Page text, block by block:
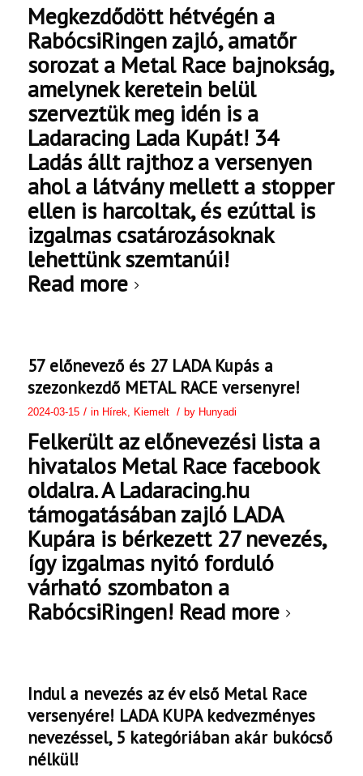
Megkezdődött hétvégén a
RabócsiRingen zajló, amatőr
sorozat a Metal Race bajnokság,
amelynek keretein belül
szerveztük meg idén is a
Ladaracing Lada Kupát! 34
Ladás állt rajthoz a versenyen
ahol a látvány mellett a stopper
ellen is harcoltak, és ezúttal is
izgalmas csatározásoknak
lehettünk szemtanúi!
Read more
57 előnevező és 27 LADA Kupás a
szezonkezdő METAL RACE versenyre!
2024-03-15 / in Hírek, Kiemelt / by Hunyadi
Felkerült az előnevezési lista a
hivatalos Metal Race facebook
oldalra. A Ladaracing.hu
támogatásában zajló LADA
Kupára is bérkezett 27 nevezés,
így izgalmas nyitó forduló
várható szombaton a
RabócsiRingen! Read more
Indul a nevezés az év első Metal Race
versenyére! LADA KUPA kedvezményes
nevezéssel, 5 kategóriában akár bukócső
nélkül!